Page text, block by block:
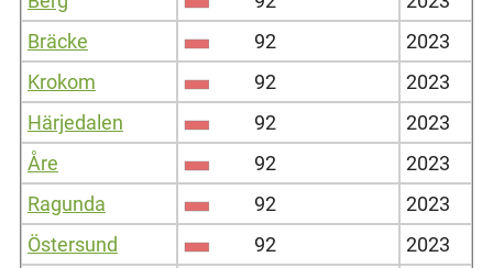
Bräcke
92
2023
Krokom
92
2023
Härjedalen
92
2023
Åre
92
2023
Ragunda
92
2023
Östersund
92
2023